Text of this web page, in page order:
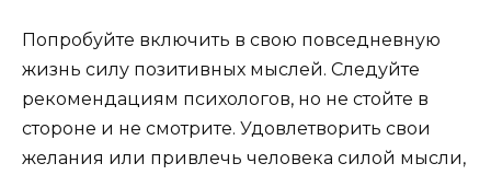
Попробуйте включить в свою повседневную
жизнь силу позитивных мыслей. Следуйте
рекомендациям психологов, но не стойте в
стороне и не смотрите. Удовлетворить свои
желания или привлечь человека силой мысли,